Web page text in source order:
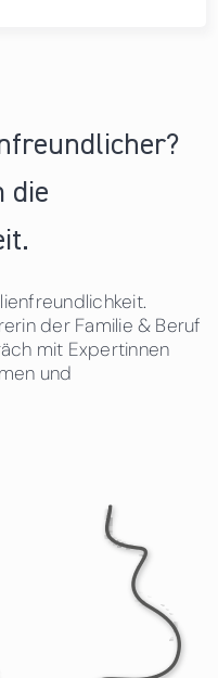
die
der Familie & Beruf
mit Expertinnen
und